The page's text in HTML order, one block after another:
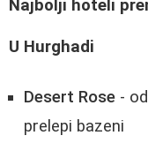
Najbolji hoteli
U Hurghadi
Desert Rose -
prelepi bazeni